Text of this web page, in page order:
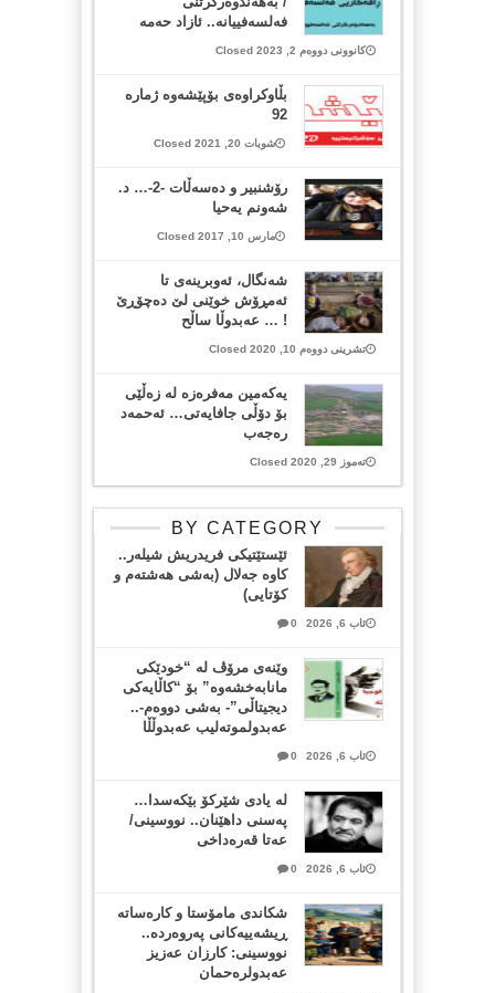
فەلسەفییانە.. ئازاد حەمە
کانوونی دووەم 2, 2023 Closed
بڵاوکراوەی بۆپێشەوە ژمارە
92
شوبات 20, 2021 Closed
رۆشنبیر و ده‌سه‌ڵات -2-… د.
شه‌ونم یه‌حیا
مارس 10, 2017 Closed
شه‌نگال، ئه‌وبرینه‌ی تا
ئه‌مڕۆش خوێنی لێ ده‌چۆڕێ
! … عه‌بدوڵا ساڵح
تشرینی دووەم 10, 2020 Closed
یه‌كه‌مین مه‌فره‌زه‌ له‌ زه‌ڵێی
بۆ دۆڵی جافایه‌تی… ئه‌حمه‌د
ره‌جه‌ب
تەموز 29, 2020 Closed
BY CATEGORY
ئێستێتیکی فریدریش شیلەر..
کاوە جەلال (بەشی هەشتەم و
کۆتایی)
ئاب 6, 2026 0
وێنەی مرۆڤ لە “خودێکی
مانابەخشەوە” بۆ “کاڵایەکی
دیجیتاڵی”- بەشی دووەم-..
عەبدولموتەلیب عەبدوڵڵا
ئاب 6, 2026 0
لە یادی شێرکۆ بێکەسدا…
پەسنی داهێنان.. نووسینی/
عەتا قەرەداخی
ئاب 6, 2026 0
شکاندی مامۆستا و کارەساتە
ڕیشەییەکانی پەروەردە..
نووسینی: کارزان عەزیز
عەبدولرەحمان